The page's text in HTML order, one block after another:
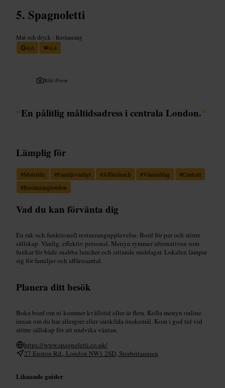
Spagnoletti
Mat och dryck • Restaurang
4,6
4,4
Bild /Fever
“En pålitlig måltidsadress i centrala London.”
Lämplig för
#Matställe #Familjevänligt #Affärslunch #Vänmiddag #Centralt
#Restauranglondon
Vad du kan förvänta dig
En rak och funktionell restaurangupplevelse. Bord för par och större
sällskap. Vänlig, effektiv personal. Menyn rymmer alternativen som
funkar för både snabba luncher och sittande middagar. Lokalen lämpar
sig för familjer och affärssamtal.
Planera ditt besök
Boka bord om ni kommer kvällstid eller är flera. Kolla menyn online
innan om du har allergier eller särskilda önskemål. Kom i god tid vid
större sällskap för att undvika väntan.
https://www.spagnoletti.co.uk/
27 Euston Rd., London NW1 2SD, Storbritannien
Liknande guider